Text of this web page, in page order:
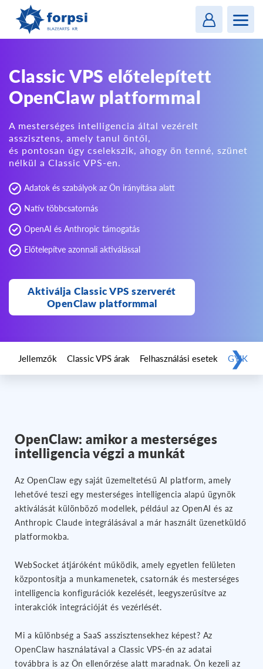
Classic VPS előtelepített
OpenClaw platformmal
A mesterséges intelligencia által vezérelt
asszisztens, amely tanul öntől,
és pontosan úgy cselekszik, ahogy ön tenné, szünet
nélkül a Classic VPS-en.
Adatok és szabályok az Ön irányítása alatt
Natív többcsatornás
OpenAI és Anthropic támogatás
Előtelepítve azonnali aktiválással
Aktiválja Classic VPS szerverét
OpenClaw platformmal
Jellemzők Classic VPS árak Felhasználási esetek GYIK
❯
OpenClaw: amikor a mesterséges
intelligencia végzi a munkát
Az OpenClaw egy saját üzemeltetésű AI platform, amely
lehetővé teszi egy mesterséges intelligencia alapú ügynök
aktiválását különböző modellek, például az OpenAI és az
Anthropic Claude integrálásával a már használt üzenetküldő
platformokba.
WebSocket átjáróként működik, amely egyetlen felületen
központosítja a munkamenetek, csatornák és mesterséges
intelligencia konfigurációk kezelését, leegyszerűsítve az
interakciók integrációját és vezérlését.
Mi a különbség a SaaS asszisztensekhez képest? Az
OpenClaw használatával a Classic VPS-én az adatai
továbbra is az Ön ellenőrzése alatt maradnak. Ön kezeli az
MENU
Login